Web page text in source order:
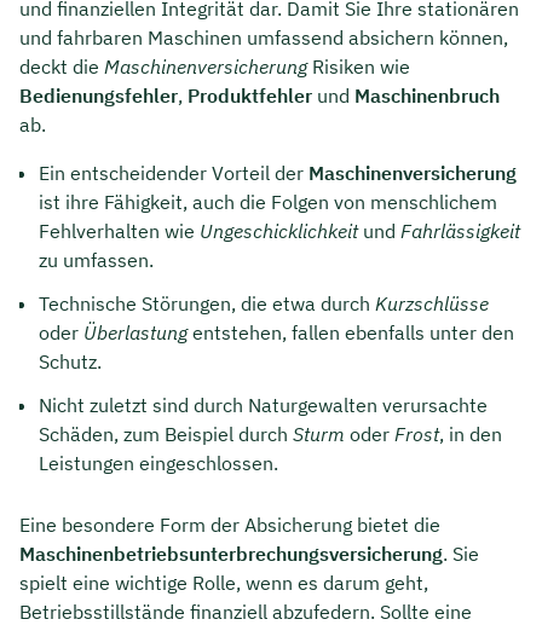
und finanziellen Integrität dar. Damit Sie Ihre stationären
und fahrbaren Maschinen umfassend absichern können,
deckt die MaschinenversicherungRisiken wie
Bedienungsfehler, Produktfehler und Maschinenbruch
ab.
Ein entscheidender Vorteil der Maschinenversicherung
ist ihre Fähigkeit, auch die Folgen von menschlichem
Fehlverhalten wie Ungeschicklichkeitund Fahrlässigkeit
zu umfassen.
Technische Störungen, die etwa durch Kurzschlüsse
oder Überlastungentstehen, fallen ebenfalls unter den
Schutz.
Nicht zuletzt sind durch Naturgewalten verursachte
Schäden, zum Beispiel durch Sturm oder Frost, in den
Leistungen eingeschlossen.
Eine besondere Form der Absicherung bietet die
Maschinenbetriebsunterbrechungsversicherung. Sie
spielt eine wichtige Rolle, wenn es darum geht,
Betriebsstillstände finanziell abzufedern. Sollte eine